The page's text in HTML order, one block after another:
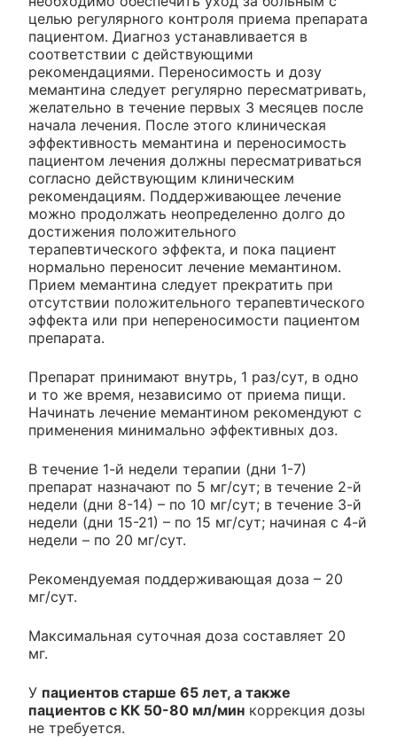
целью регулярного контроля приема препарата
пациентом. Диагноз устанавливается в
соответствии с действующими
рекомендациями. Переносимость и дозу
мемантина следует регулярно пересматривать,
желательно в течение первых 3 месяцев после
начала лечения. После этого клиническая
эффективность мемантина и переносимость
пациентом лечения должны пересматриваться
согласно действующим клиническим
рекомендациям. Поддерживающее лечение
можно продолжать неопределенно долго до
достижения положительного
терапевтического эффекта, и пока пациент
нормально переносит лечение мемантином.
Прием мемантина следует прекратить при
отсутствии положительного терапевтического
эффекта или при непереносимости пациентом
препарата.
Препарат принимают внутрь, 1 раз/сут, в одно
и то же время, независимо от приема пищи.
Начинать лечение мемантином рекомендуют с
применения минимально эффективных доз.
В течение 1-й недели терапии (дни 1-7)
препарат назначают по 5 мг/сут; в течение 2-й
недели (дни 8-14) – по 10 мг/сут; в течение 3-й
недели (дни 15-21) – по 15 мг/сут; начиная с 4-й
недели – по 20 мг/сут.
Рекомендуемая поддерживающая доза – 20
мг/сут.
Максимальная суточная доза составляет 20
мг.
У пациентов старше 65 лет, а также
пациентов с КК 50-80 мл/мин коррекция дозы
не требуется.